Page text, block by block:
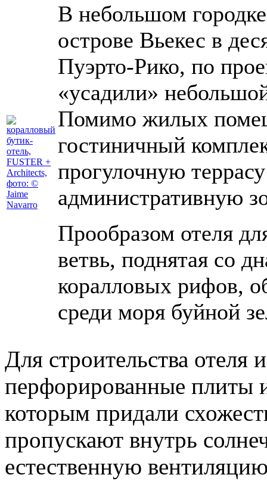
В небольшом
острове Вьекес в
Пуэрто-Рико, по
«усадили»
Помимо жилых
гостиничный
прогулочную
административную
Прообразом отеля
ветвь, поднятая со
коралловых рифов,
среди моря буйной
Для строительства отеля
перфорированные плиты
которым придали
пропускают внутрь
естественную